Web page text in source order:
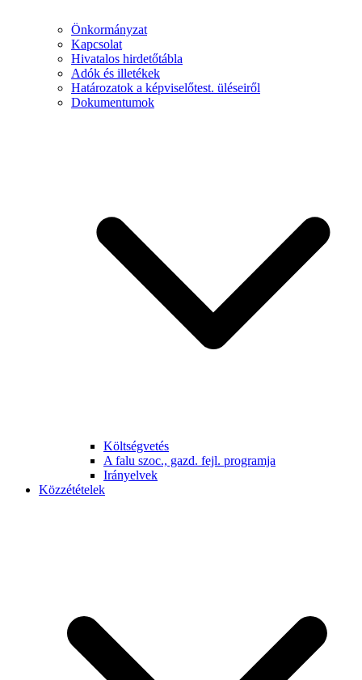
Önkormányzat
Kapcsolat
Hivatalos hirdetőtábla
Adók és illetékek
Határozatok a képviselőtest. üléseiről
Dokumentumok
Költségvetés
A falu szoc., gazd. fejl. programja
Irányelvek
Közzétételek